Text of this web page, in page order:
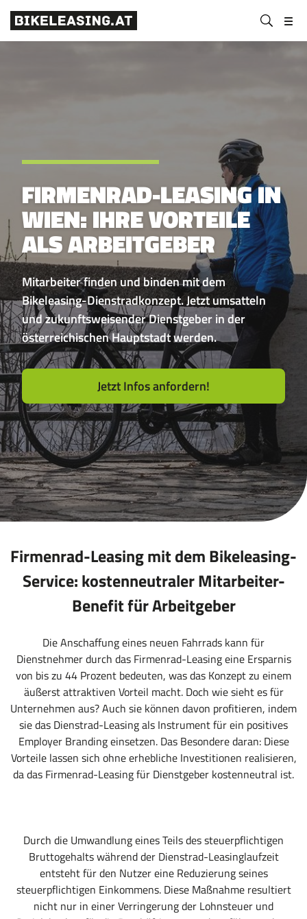
BLS
Bikeleasing-
Bikeleasing
Auch
für
Selbstständige.
Wir
organisieren
Ihr
Rundum-
sorglos-
Paket
für
das
Leasen
von
E-
Bikes,
Pedelecs
u.v.m.
https://bikeleasing.at/
FIRMENRAD-LEASING IN
WIEN: IHRE VORTEILE
ALS ARBEITGEBER
Mitarbeiter finden und binden mit dem
Bikeleasing-Dienstradkonzept. Jetzt umsatteln
und zukunftsweisender Dienstgeber in der
österreichischen Hauptstadt werden.
Jetzt Infos anfordern!
Firmenrad-Leasing mit dem Bikeleasing-
Service: kostenneutraler Mitarbeiter-
Benefit für Arbeitgeber
Die Anschaffung eines neuen Fahrrads kann für
Dienstnehmer durch das Firmenrad-Leasing eine Ersparnis
von bis zu 44 Prozent bedeuten, was das Konzept zu einem
äußerst attraktiven Vorteil macht. Doch wie sieht es für
Unternehmen aus? Auch sie können davon profitieren, indem
sie das Dienstrad-Leasing als Instrument für ein positives
Employer Branding einsetzen. Das Besondere daran: Diese
Vorteile lassen sich ohne erhebliche Investitionen realisieren,
da das Firmenrad-Leasing für Dienstgeber kostenneutral ist.
Durch die Umwandlung eines Teils des steuerpflichtigen
Bruttogehalts während der Dienstrad-Leasinglaufzeit
entsteht für den Nutzer eine Reduzierung seines
steuerpflichtigen Einkommens. Diese Maßnahme resultiert
nicht nur in einer Verringerung der Lohnsteuer und